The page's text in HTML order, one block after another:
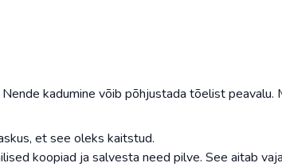
kadumine võib põhjustada tõelist peavalu.
et see oleks kaitstud.
koopiad ja salvesta need pilve. See aitab